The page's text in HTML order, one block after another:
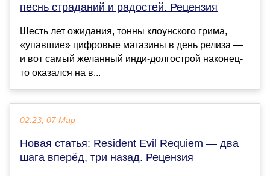
песнь страданий и радостей. Рецензия
Шесть лет ожидания, тонны клоунского грима,
«упавшие» цифровые магазины в день релиза —
и вот самый желанный инди-долгострой наконец-
то оказался на в...
02:23, 07 Мар
Новая статья: Resident Evil Requiem — два
шага вперёд, три назад. Рецензия